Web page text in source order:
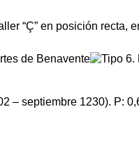
“Ç” en posición
– septiembre 1230). P: